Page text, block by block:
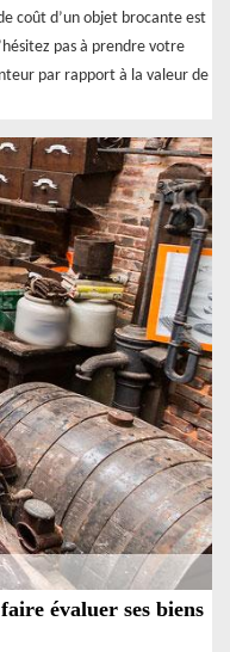
coût d’un objet brocante est
pas à prendre votre
par rapport à la valeur de
évaluer ses biens